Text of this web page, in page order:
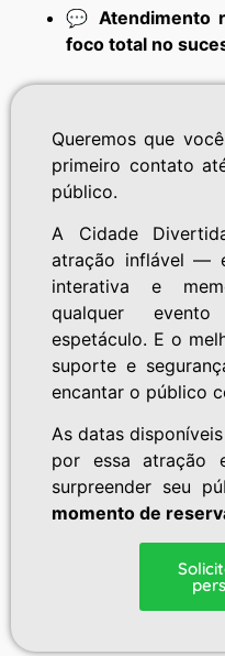
💬Atendimento
foco total no
Queremos que
primeiro contato
público.
A Cidade
atração inflável —
interativa e
qualquer
espetáculo. E o
suporte e
encantar o público
As datas
por essa atração
surpreender seu
momento de